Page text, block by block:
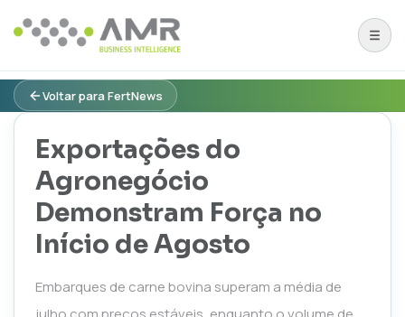
Voltar para FertNews
Exportações do
Agronegócio
Demonstram Força no
Início de Agosto
Embarques de carne bovina superam a média de